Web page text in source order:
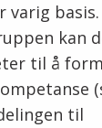
varig
kan
til å
til